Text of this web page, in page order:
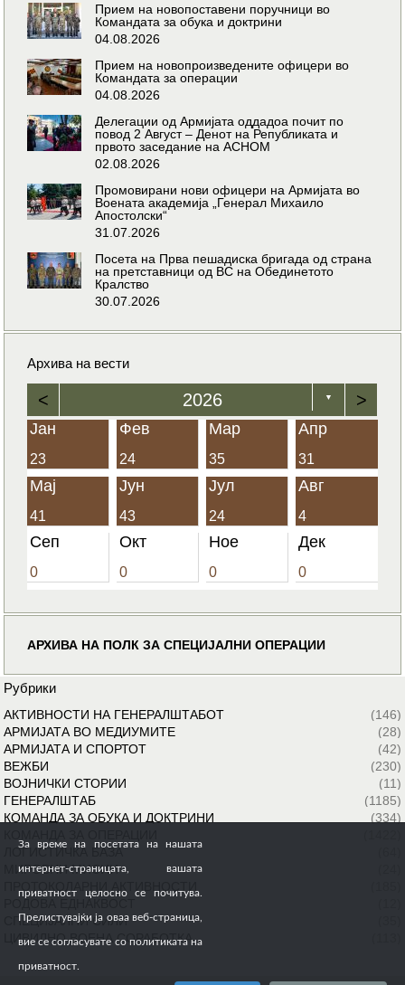
Прием на новопоставени поручници во
Командата за обука и доктрини
04.08.2026
Прием на новопроизведените офицери во
Командата за операции
04.08.2026
Делегации од Армијата оддадоа почит по
повод 2 Август – Денот на Републиката и
првото заседание на АСНОМ
02.08.2026
Промовирани нови офицери на Армијата во
Воената академија „Генерал Михаило
Апостолски“
31.07.2026
Посета на Прва пешадиска бригада од страна
на претставници од ВС на Обединетото
Кралство
30.07.2026
Архива на вести
< 2026 ▼ >
Јан
23
Фев
24
Мар
35
Апр
31
Мај
41
Јун
43
Јул
24
Авг
4
Сеп
0
Окт
0
Ное
0
Дек
0
АРХИВА НА ПОЛК ЗА СПЕЦИЈАЛНИ ОПЕРАЦИИ
Рубрики
АКТИВНОСТИ НА ГЕНЕРАЛШТАБОТ
(146)
АРМИЈАТА ВО МЕДИУМИТЕ
(28)
АРМИЈАТА И СПОРТОТ
(42)
ВЕЖБИ
(230)
ВОЈНИЧКИ СТОРИИ
(11)
ГЕНЕРАЛШТАБ
(1185)
КОМАНДА ЗА ОБУКА И ДОКТРИНИ
(334)
ЛОГИСТИЧКА БАЗА
МИРОВНИ МИСИИ
СПЕЦИЈАЛНИ СИЛИ
ЦИВИЛНО ВОЕНА СОРАБОТКА
За време на посетата на нашата
интернет-страницата, вашата
приватност целосно се почитува.
Прелистувајќи ја оваа веб-страница,
вие се согласувате со политиката на
приватност.